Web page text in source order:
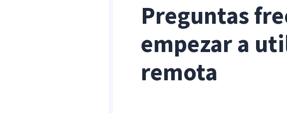
Preguntas
empezar a
remota